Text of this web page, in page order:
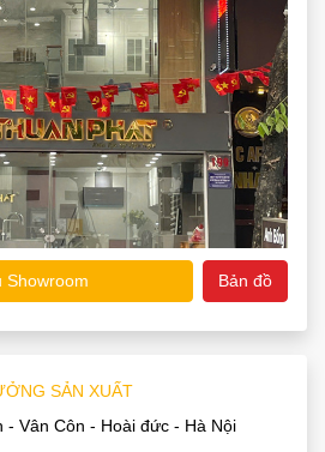
Showroom Bản đồ
SẢN XUẤT
- Vân Côn - Hoài đức - Hà Nội